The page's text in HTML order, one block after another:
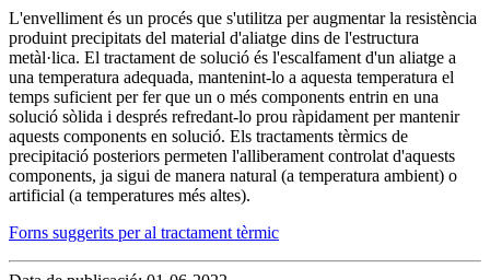
L'envelliment és un procés que s'utilitza per augmentar la resistència
produint precipitats del material d'aliatge dins de l'estructura
metàl·lica. El tractament de solució és l'escalfament d'un aliatge a
una temperatura adequada, mantenint-lo a aquesta temperatura el
temps suficient per fer que un o més components entrin en una
solució sòlida i després refredant-lo prou ràpidament per mantenir
aquests components en solució. Els tractaments tèrmics de
precipitació posteriors permeten l'alliberament controlat d'aquests
components, ja sigui de manera natural (a temperatura ambient) o
artificial (a temperatures més altes).
Forns suggerits per al tractament tèrmic